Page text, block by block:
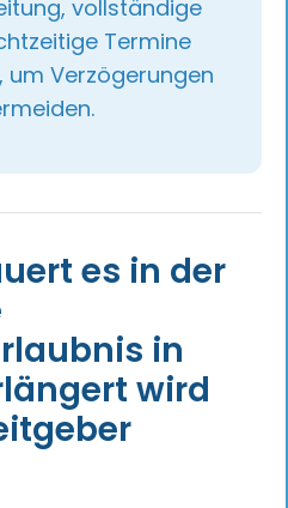
vollständige
Termine
Verzögerungen
es in der
in
wird